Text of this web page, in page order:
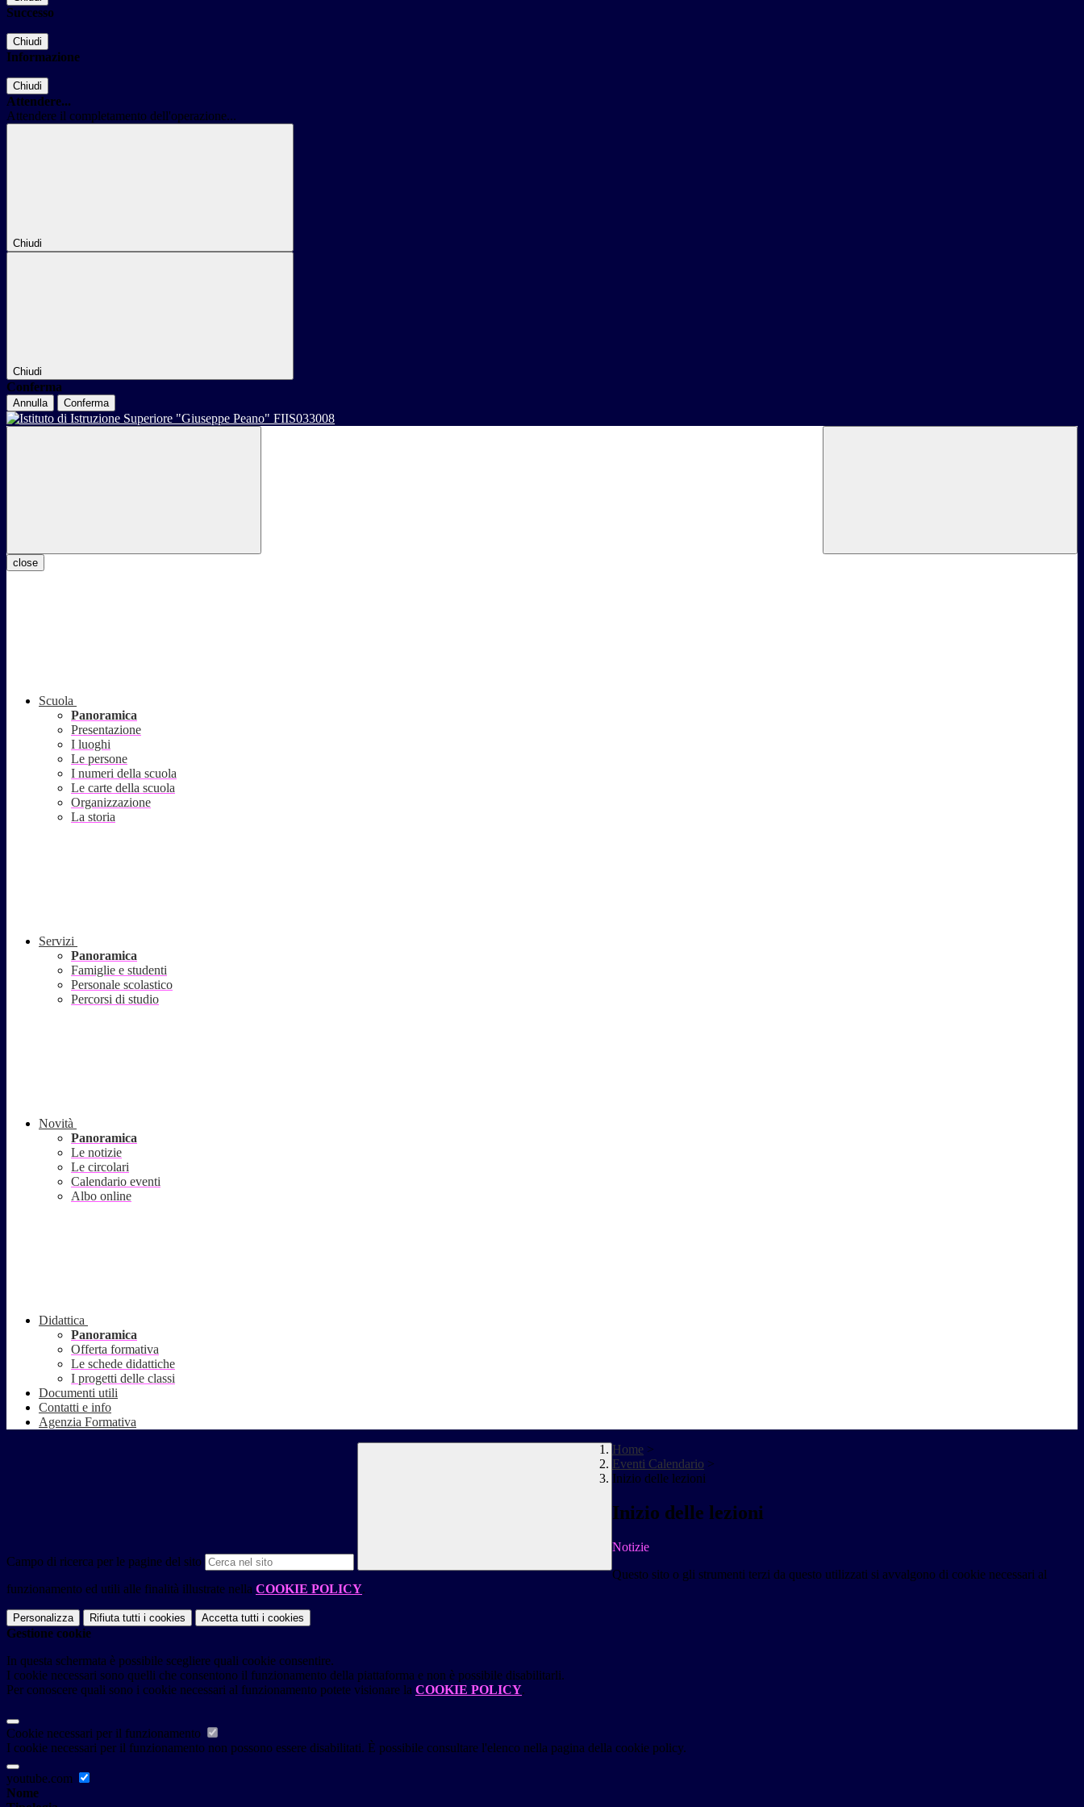
Successo
Chiudi
Informazione
Chiudi
Attendere...
Attendere il completamento dell'operazione...
Chiudi
Chiudi
Conferma
Annulla Conferma
close
Scuola
Panoramica
Presentazione
I luoghi
Le persone
I numeri della scuola
Le carte della scuola
Organizzazione
La storia
Servizi
Panoramica
Famiglie e studenti
Personale scolastico
Percorsi di studio
Novità
Panoramica
Le notizie
Le circolari
Calendario eventi
Albo online
Didattica
Panoramica
Offerta formativa
Le schede didattiche
I progetti delle classi
Documenti utili
Contatti e info
Agenzia Formativa
Campo di ricerca per le pagine del sito
Home >
Eventi Calendario >
Inizio delle lezioni
Inizio delle lezioni
Notizie
Questo sito o gli strumenti terzi da questo utilizzati si avvalgono di cookie necessari al
funzionamento ed utili alle finalità illustrate nella COOKIE POLICY.
Personalizza Rifiuta tutti i cookies Accetta tutti i cookies
Gestione cookie
In questa schermata è possibile scegliere quali cookie consentire.
I cookie necessari sono quelli che consentono il funzionamento della piattaforma e non è possibile disabilitarli.
Per conoscere quali sono i cookie necessari al funzionamento potete visionare la COOKIE POLICY.
Cookie necessari per il funzionamento
I cookie necessari per il funzionamento non possono essere disabilitati. È possibile consultare l'elenco nella pagina della cookie policy.
youtube.com
Nome